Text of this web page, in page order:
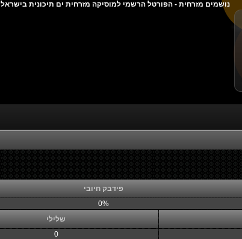
נושמים מזרחית - הפורטל הרשמי למוסיקה מזרחית ים תיכונית בישראל
פידבק חיובי
0%
שלילי
0